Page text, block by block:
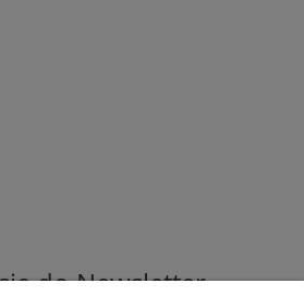
do Newsletter